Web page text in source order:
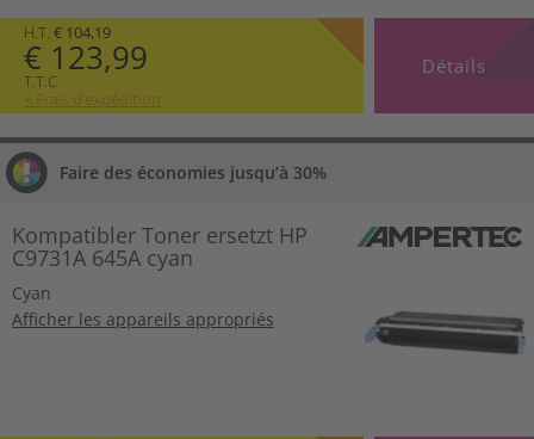
H.T. € 104,19
€ 123,99
T.T.C
+ Frais d’expédition
Détails
Faire des économies jusqu’à 30%
Kompatibler Toner ersetzt HP
C9731A 645A cyan
Cyan
Afficher les appareils appropriés